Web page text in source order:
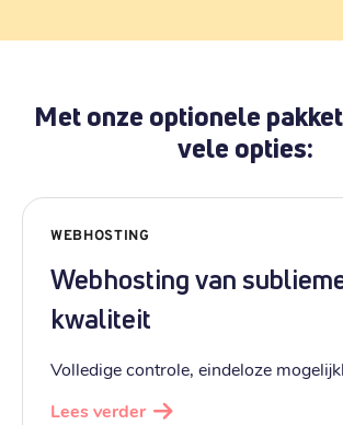
Met onze optionele
vele opties:
WEBHOSTING
Webhosting van
kwaliteit
Volledige controle, eindeloze
Lees verder